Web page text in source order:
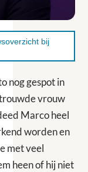
bij
nog gespot in
vrouw
Marco heel
worden en
met veel
heen of hij niet